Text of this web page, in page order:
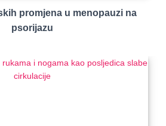
promjena u menopauzi na
psorijazu